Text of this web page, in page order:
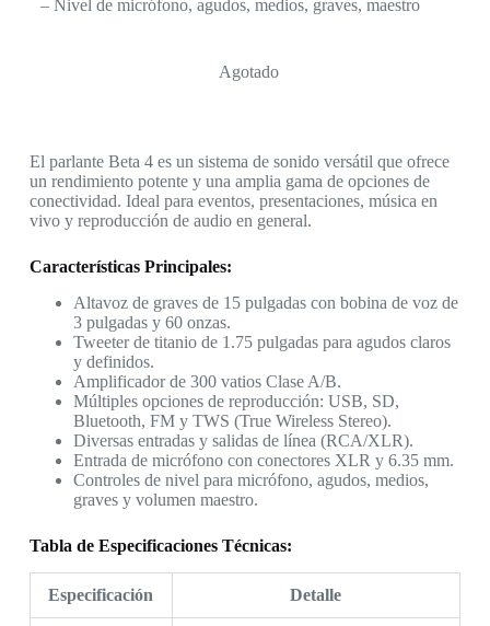
– Nivel de micrófono, agudos, medios, graves, maestro
Agotado
El parlante Beta 4 es un sistema de sonido versátil que ofrece
un rendimiento potente y una amplia gama de opciones de
conectividad. Ideal para eventos, presentaciones, música en
vivo y reproducción de audio en general.
Características Principales:
Altavoz de graves de 15 pulgadas con bobina de voz de
3 pulgadas y 60 onzas.
Tweeter de titanio de 1.75 pulgadas para agudos claros
y definidos.
Amplificador de 300 vatios Clase A/B.
Múltiples opciones de reproducción: USB, SD,
Bluetooth, FM y TWS (True Wireless Stereo).
Diversas entradas y salidas de línea (RCA/XLR).
Entrada de micrófono con conectores XLR y 6.35 mm.
Controles de nivel para micrófono, agudos, medios,
graves y volumen maestro.
Tabla de Especificaciones Técnicas:
Especificación Detalle